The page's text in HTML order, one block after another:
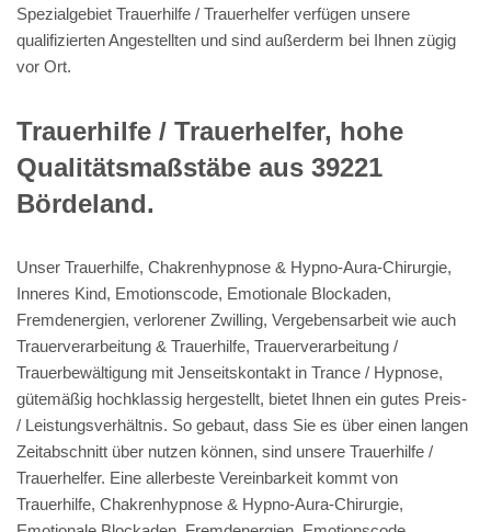
Spezialgebiet Trauerhilfe / Trauerhelfer verfügen unsere
qualifizierten Angestellten und sind außerderm bei Ihnen zügig
vor Ort.
Trauerhilfe / Trauerhelfer, hohe
Qualitätsmaßstäbe aus 39221
Bördeland.
Unser Trauerhilfe, Chakrenhypnose & Hypno-Aura-Chirurgie,
Inneres Kind, Emotionscode, Emotionale Blockaden,
Fremdenergien, verlorener Zwilling, Vergebensarbeit wie auch
Trauerverarbeitung & Trauerhilfe, Trauerverarbeitung /
Trauerbewältigung mit Jenseitskontakt in Trance / Hypnose,
gütemäßig hochklassig hergestellt, bietet Ihnen ein gutes Preis-
/ Leistungsverhältnis. So gebaut, dass Sie es über einen langen
Zeitabschnitt über nutzen können, sind unsere Trauerhilfe /
Trauerhelfer. Eine allerbeste Vereinbarkeit kommt von
Trauerhilfe, Chakrenhypnose & Hypno-Aura-Chirurgie,